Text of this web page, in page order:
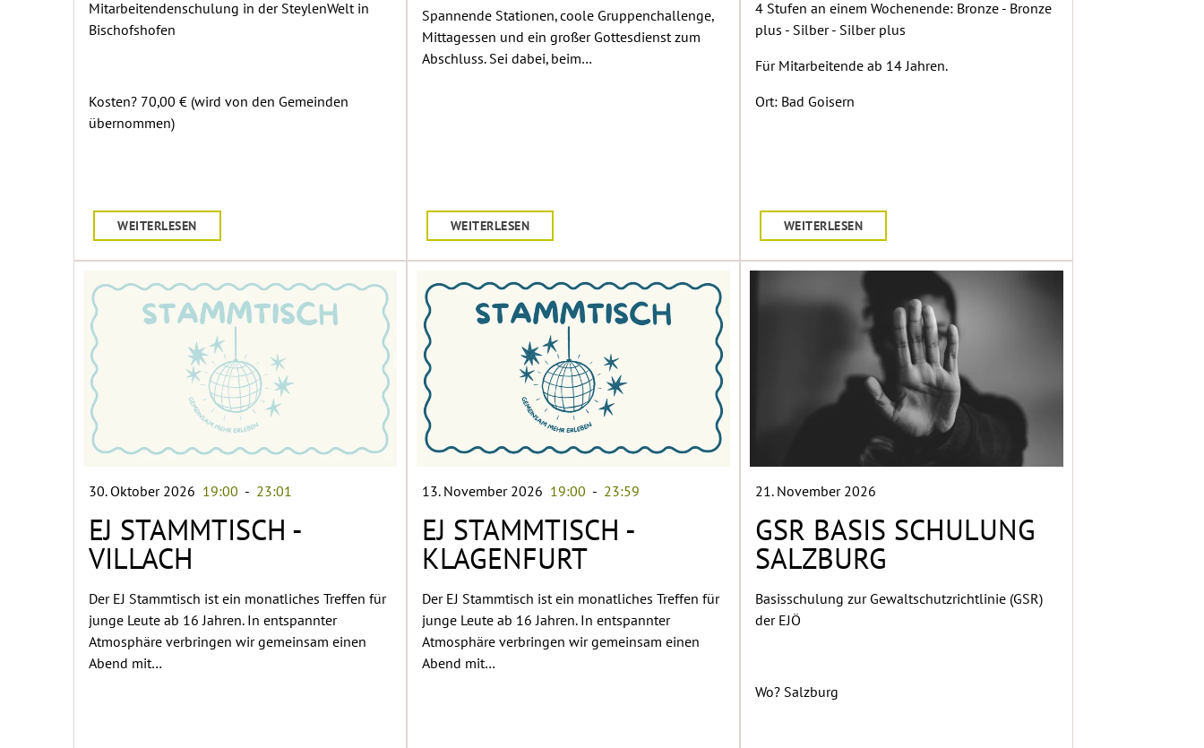
Mitarbeitendenschulung in der SteylenWelt in
Bischofshofen
Kosten? 70,00 € (wird von den Gemeinden
übernommen)
WEITERLESEN
Spannende Stationen, coole Gruppenchallenge,
Mittagessen und ein großer Gottesdienst zum
Abschluss. Sei dabei, beim…
WEITERLESEN
4 Stufen an einem Wochenende: Bronze - Bronze
plus - Silber - Silber plus
Für Mitarbeitende ab 14 Jahren.
Ort: Bad Goisern
WEITERLESEN
30. Oktober 2026 19:00 - 23:01
EJ STAMMTISCH -
VILLACH
Der EJ Stammtisch ist ein monatliches Treffen für
junge Leute ab 16 Jahren. In entspannter
Atmosphäre verbringen wir gemeinsam einen
Abend mit…
13. November 2026 19:00 - 23:59
EJ STAMMTISCH -
KLAGENFURT
Der EJ Stammtisch ist ein monatliches Treffen für
junge Leute ab 16 Jahren. In entspannter
Atmosphäre verbringen wir gemeinsam einen
Abend mit…
21. November 2026
GSR BASIS SCHULUNG
SALZBURG
Basisschulung zur Gewaltschutzrichtlinie (GSR)
der EJÖ
Wo? Salzburg